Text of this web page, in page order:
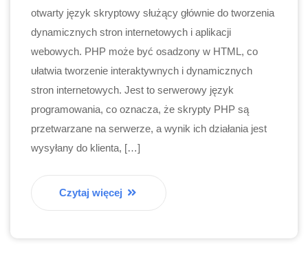
otwarty język skryptowy służący głównie do tworzenia
dynamicznych stron internetowych i aplikacji
webowych. PHP może być osadzony w HTML, co
ułatwia tworzenie interaktywnych i dynamicznych
stron internetowych. Jest to serwerowy język
programowania, co oznacza, że skrypty PHP są
przetwarzane na serwerze, a wynik ich działania jest
wysyłany do klienta, […]
Czytaj więcej